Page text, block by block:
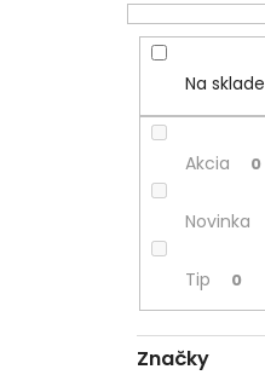
Na sklade
Akcia 0
Novinka
Tip 0
Značky